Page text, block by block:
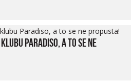
Paradiso, a to se ne